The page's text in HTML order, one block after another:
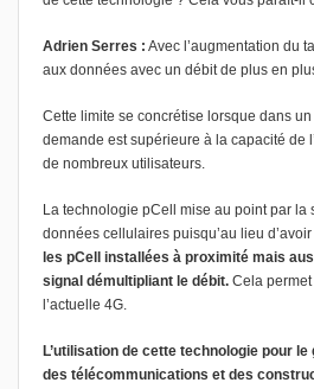
Adrien Serres : Avec l’augmentation du
aux données avec un débit de plus en
Cette limite se concrétise lorsque dans
demande est supérieure à la capacité de
de nombreux utilisateurs.
La technologie pCell mise au point par la
données cellulaires puisqu’au lieu
les pCell installées à proximité mais
signal démultipliant le débit. Cela
l’actuelle 4G.
L’utilisation de cette technologie pour
des télécommunications et des